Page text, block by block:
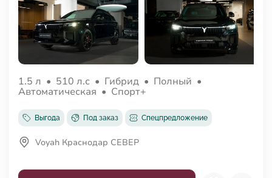
1.5 л • 510 л.с • Гибрид • Полный •
Автоматическая • Спорт+
Выгода Под заказ Спецпредложение
Voyah Краснодар СЕВЕР